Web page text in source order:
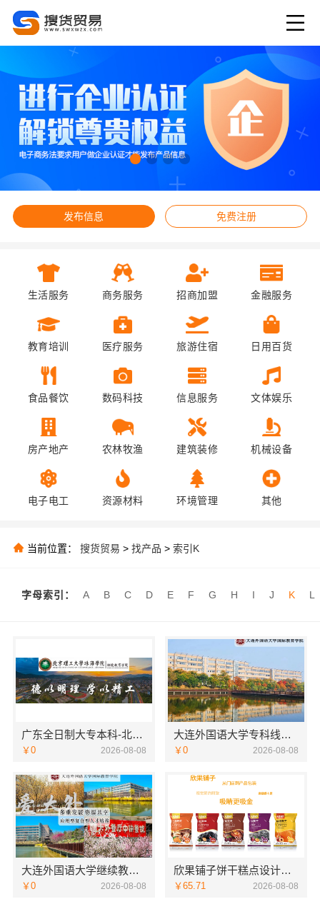
发布信息 免费注册
生活服务 商务服务 招商加盟 金融服务
教育培训 医疗服务 旅游住宿 日用百货
食品餐饮 数码科技 信息服务 文体娱乐
房产地产 农林牧渔 建筑装修 机械设备
电子电工 资源材料 环境管理 其他
当前位置： 搜货贸易 > 找产品 > 索引K
字母索引： A B C D E F G H I J K L
广东全日制大专本科-北京理工大学珠海学院继教院
￥0 2026-08-08
大连外国语大学专科线上招生线上报名
￥0 2026-08-08
大连外国语大学继续教育学院线上咨询英语专业
￥0 2026-08-08
欣果铺子饼干糕点设计的非常新颖
￥65.71 2026-08-08